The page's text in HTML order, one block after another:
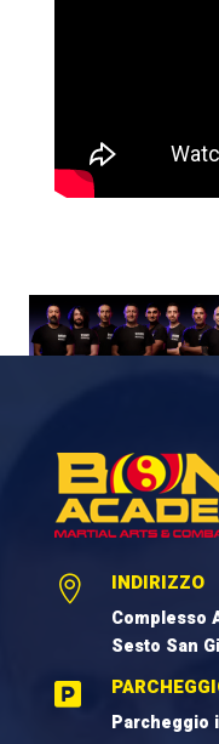
 INDIRIZZO
Complesso
Sesto San

Parcheggio